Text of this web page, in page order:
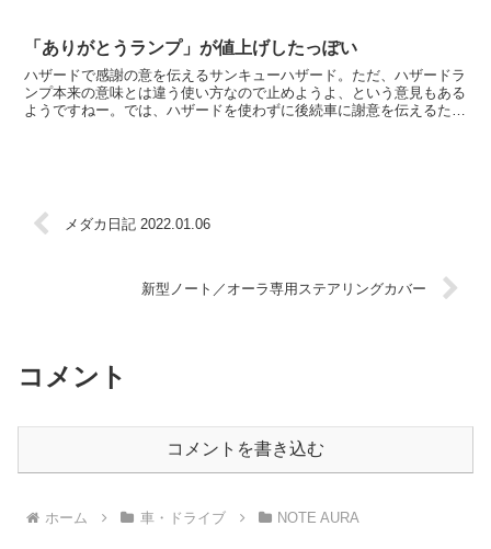
「ありがとうランプ」が値上げしたっぽい
ハザードで感謝の意を伝えるサンキューハザード。ただ、ハザードラ
ンプ本来の意味とは違う使い方なので止めようよ、という意見もある
ようですねー。では、ハザードを使わずに後続車に謝意を伝えるため
メダカ日記 2022.01.06
新型ノート／オーラ専用ステアリングカバー
コメント
コメントを書き込む
ホーム 車・ドライブ NOTE AURA